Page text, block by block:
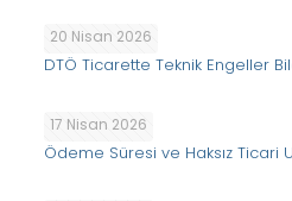
20 Nisan 2026
DTÖ Ticarette Teknik Engeller
17 Nisan 2026
Ödeme Süresi ve Haksız Ticari